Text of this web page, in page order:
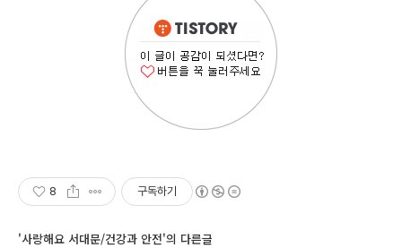
8 구독하기
'사랑해요 서대문/건강과 안전'의 다른글